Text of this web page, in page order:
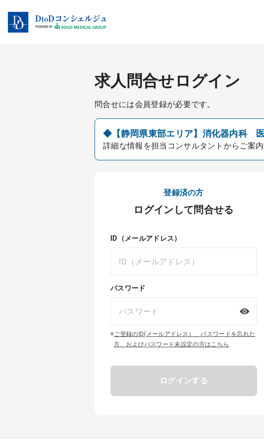
求人問合せログイン
問合せには会員登録が必要です。
◆【静岡県東部エリア】消化器内科
詳細な情報を担当コンサルタントからご案内
登録済の方
ログインして問合せる
ID（メールアドレス）
パスワード
※ご登録のID(メールアドレス）、パスワードを忘れた
方、およびパスワード未設定の方はこちら
ログインする